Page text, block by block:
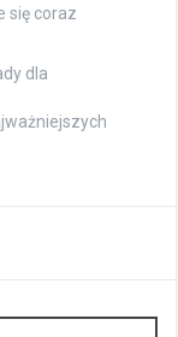
się coraz
dla